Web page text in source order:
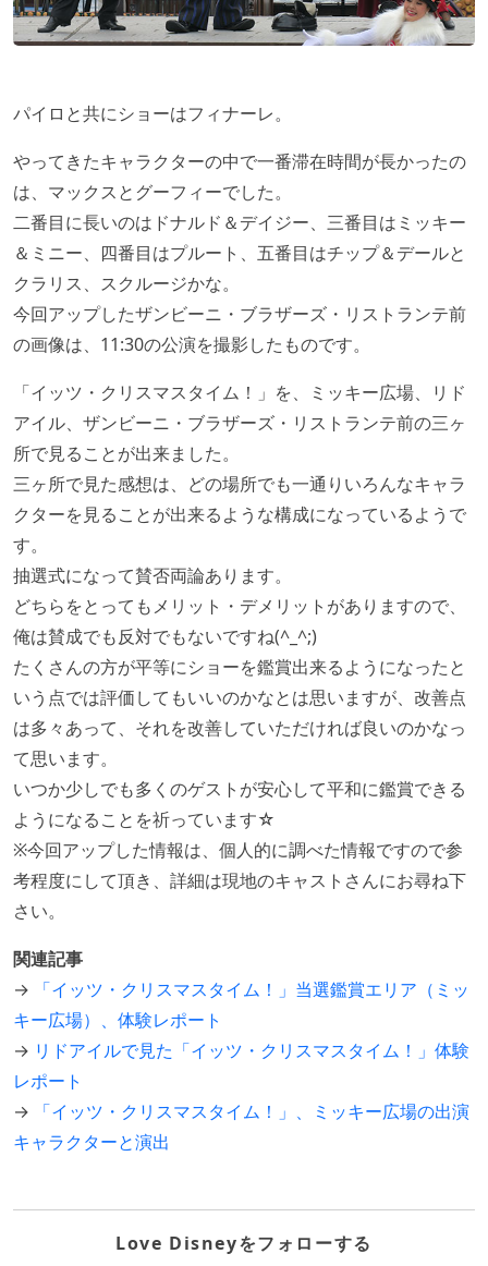
パイロと共にショーはフィナーレ。
やってきたキャラクターの中で一番滞在時間が長かったの
は、マックスとグーフィーでした。
二番目に長いのはドナルド＆デイジー、三番目はミッキー
＆ミニー、四番目はプルート、五番目はチップ＆デールと
クラリス、スクルージかな。
今回アップしたザンビーニ・ブラザーズ・リストランテ前
の画像は、11:30の公演を撮影したものです。
「イッツ・クリスマスタイム！」を、ミッキー広場、リド
アイル、ザンビーニ・ブラザーズ・リストランテ前の三ヶ
所で見ることが出来ました。
三ヶ所で見た感想は、どの場所でも一通りいろんなキャラ
クターを見ることが出来るような構成になっているようで
す。
抽選式になって賛否両論あります。
どちらをとってもメリット・デメリットがありますので、
俺は賛成でも反対でもないですね(^_^;)
たくさんの方が平等にショーを鑑賞出来るようになったと
いう点では評価してもいいのかなとは思いますが、改善点
は多々あって、それを改善していただければ良いのかなっ
て思います。
いつか少しでも多くのゲストが安心して平和に鑑賞できる
ようになることを祈っています☆
※今回アップした情報は、個人的に調べた情報ですので参
考程度にして頂き、詳細は現地のキャストさんにお尋ね下
さい。
関連記事
→
「イッツ・クリスマスタイム！」当選鑑賞エリア（ミッ
キー広場）、体験レポート
→ リドアイルで見た「イッツ・クリスマスタイム！」体験
レポート
→
「イッツ・クリスマスタイム！」、ミッキー広場の出演
キャラクターと演出
Love Disneyをフォローする